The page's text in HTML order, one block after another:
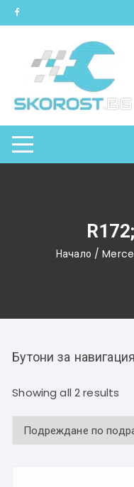
Skip
to
Начало /
Бутони за
Showing all 2 results